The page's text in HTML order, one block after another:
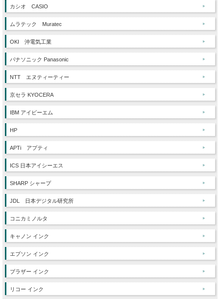
カシオ CASIO
ムラテック Muratec
OKI 沖電気工業
パナソニック Panasonic
NTT エヌティーティー
京セラ KYOCERA
IBM アイビーエム
HP
APTi アプティ
ICS 日本アイシーエス
SHARP シャープ
JDL 日本デジタル研究所
コニカミノルタ
キャノン インク
エプソン インク
ブラザー インク
リコー インク